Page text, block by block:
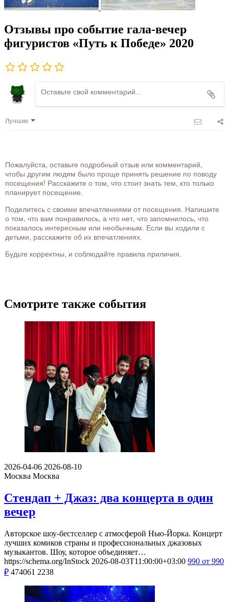
Отзывы про событие гала-вечер
фигуристов «Путь к Победе» 2020
Лучшие
Пожалуйста, оставьте подробный отзыв или комментарий,
чтобы другим людям было проще принять решение по поводу
посещения! Расскажите о том, что стоит знать тем, кто только
планирует посещение.
Поделитесь с своими впечатлениями от посещения. Напишите
о том, что вам понравилось, а что нет, что запомнилось, что
показалось интересным или необычным. Если вы ходили с
детьми, расскажите об их впечатлениях.
Будьте корректны, и соблюдайте правила приличия.
Смотрите также события
2026-04-06 2026-08-10
Москва Москва
Стендап + Джаз: два концерта в один
вечер
Авторское шоу-бестселлер с атмосферой Нью-Йорка. Концерт
лучших комиков страны и профессиональных джазовых
музыкантов. Шоу, которое объединяет…
https://schema.org/InStock 2026-08-03T11:00:00+03:00 990 от 990
₽ 474061 2238